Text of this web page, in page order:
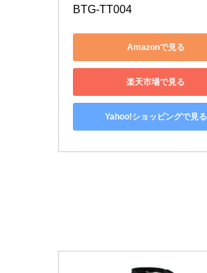
BTG-TT004
Amazonで見る
楽天市場で見る
Yahoo!ショッピングで見る